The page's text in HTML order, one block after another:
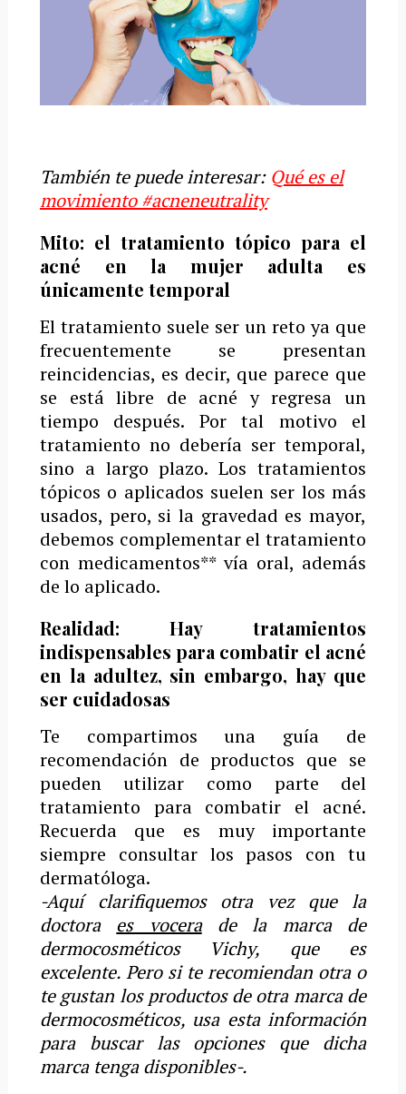
También te puede interesar: Qué es el
movimiento #acneneutrality
Mito: el tratamiento tópico para el
acné en la mujer adulta es
únicamente temporal
El tratamiento suele ser un reto ya que
frecuentemente se presentan
reincidencias, es decir, que parece que
se está libre de acné y regresa un
tiempo después. Por tal motivo el
tratamiento no debería ser temporal,
sino a largo plazo. Los tratamientos
tópicos o aplicados suelen ser los más
usados, pero, si la gravedad es mayor,
debemos complementar el tratamiento
con medicamentos** vía oral, además
de lo aplicado.
Realidad: Hay tratamientos
indispensables para combatir el acné
en la adultez, sin embargo, hay que
ser cuidadosas
Te compartimos una guía de
recomendación de productos que se
pueden utilizar como parte del
tratamiento para combatir el acné.
Recuerda que es muy importante
siempre consultar los pasos con tu
dermatóloga.
-Aquí clarifiquemos otra vez que la
doctora es vocerade la marca de
dermocosméticos Vichy, que es
excelente. Pero si te recomiendan otra o
te gustan los productos de otra marca de
dermocosméticos, usa esta información
para buscar las opciones que dicha
marca tenga disponibles-.